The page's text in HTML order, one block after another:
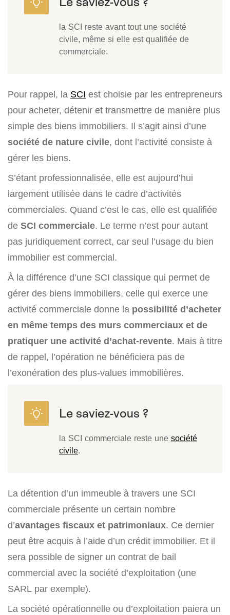
la SCI reste avant tout une société
civile, même si elle est qualifiée de
commerciale.
Pour rappel, la SCI est choisie par les entrepreneurs
pour acheter, détenir et transmettre de manière plus
simple des biens immobiliers. Il s’agit ainsi d’une
société de nature civile, dont l’activité consiste à
gérer les biens.
S’étant professionnalisée, elle est aujourd’hui
largement utilisée dans le cadre d’activités
commerciales. Quand c’est le cas, elle est qualifiée
de SCI commerciale. Le terme n’est pour autant
pas juridiquement correct, car seul l’usage du bien
immobilier est commercial.
À la différence d’une SCI classique qui permet de
gérer des biens immobiliers, celle qui exerce une
activité commerciale donne la possibilité d’acheter
en même temps des murs commerciaux et de
pratiquer une activité d’achat-revente. Mais à titre
de rappel, l’opération ne bénéficiera pas de
l’exonération des plus-values immobilières.
la SCI commerciale reste une société
civile.
La détention d’un immeuble à travers une SCI
commerciale présente un certain nombre
d’avantages fiscaux et patrimoniaux. Ce dernier
peut être acquis à l’aide d’un crédit immobilier. Et il
sera possible de signer un contrat de bail
commercial avec la société d’exploitation (une
SARL par exemple).
La société opérationnelle ou d’exploitation paiera un